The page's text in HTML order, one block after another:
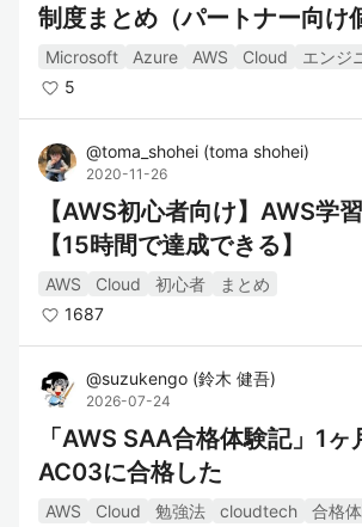
制度まとめ（パートナー向け
編）
Microsoft Azure AWS Cloud
エンジ
5
@toma_shohei (toma shohei)
2020-11-26
【AWS初心者向け】AWS学
【15時間で達成できる】
AWS Cloud 初心者
まとめ
1687
@suzukengo (鈴木 健吾)
2026-07-24
「AWS SAA合格体験記」1
AC03に合格した
AWS Cloud 勉強法 cloudtech
合格